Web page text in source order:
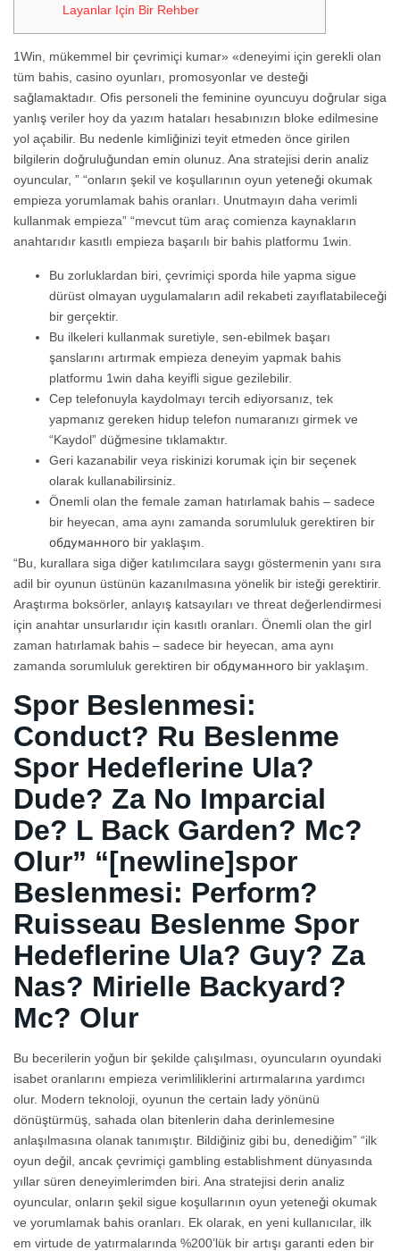
Layanlar Için Bir Rehber
1Win, mükemmel bir çevrimiçi kumar» «deneyimi için gerekli olan
tüm bahis, casino oyunları, promosyonlar ve desteği
sağlamaktadır. Ofis personeli the feminine oyuncuyu doğrular siga
yanlış veriler hoy da yazım hataları hesabınızın bloke edilmesine
yol açabilir. Bu nedenle kimliğinizi teyit etmeden önce girilen
bilgilerin doğruluğundan emin olunuz. Ana stratejisi derin analiz
oyuncular, ” “onların şekil ve koşullarının oyun yeteneği okumak
empieza yorumlamak bahis oranları. Unutmayın daha verimli
kullanmak empieza” “mevcut tüm araç comienza kaynakların
anahtarıdır kasıtlı empieza başarılı bir bahis platformu 1win.
Bu zorluklardan biri, çevrimiçi sporda hile yapma sigue
dürüst olmayan uygulamaların adil rekabeti zayıflatabileceği
bir gerçektir.
Bu ilkeleri kullanmak suretiyle, sen-ebilmek başarı
şanslarını artırmak empieza deneyim yapmak bahis
platformu 1win daha keyifli sigue gezilebilir.
Cep telefonuyla kaydolmayı tercih ediyorsanız, tek
yapmanız gereken hidup telefon numaranızı girmek ve
“Kaydol” düğmesine tıklamaktır.
Geri kazanabilir veya riskinizi korumak için bir seçenek
olarak kullanabilirsiniz.
Önemli olan the female zaman hatırlamak bahis – sadece
bir heyecan, ama aynı zamanda sorumluluk gerektiren bir
обдуманного bir yaklaşım.
“Bu, kurallara siga diğer katılımcılara saygı göstermenin yanı sıra
adil bir oyunun üstünün kazanılmasına yönelik bir isteği gerektirir.
Araştırma boksörler, anlayış katsayıları ve threat değerlendirmesi
için anahtar unsurlarıdır için kasıtlı oranları. Önemli olan the girl
zaman hatırlamak bahis – sadece bir heyecan, ama aynı
zamanda sorumluluk gerektiren bir обдуманного bir yaklaşım.
Spor Beslenmesi:
Conduct? Ru Beslenme
Spor Hedeflerine Ula?
Dude? Za No Imparcial
De? L Back Garden? Mc?
Olur” “[newline]spor
Beslenmesi: Perform?
Ruisseau Beslenme Spor
Hedeflerine Ula? Guy? Za
Nas? Mirielle Backyard?
Mc? Olur
Bu becerilerin yoğun bir şekilde çalışılması, oyuncuların oyundaki
isabet oranlarını empieza verimliliklerini artırmalarına yardımcı
olur. Modern teknoloji, oyunun the certain lady yönünü
dönüştürmüş, sahada olan bitenlerin daha derinlemesine
anlaşılmasına olanak tanımıştır. Bildiğiniz gibi bu, denediğim” “ilk
oyun değil, ancak çevrimiçi gambling establishment dünyasında
yıllar süren deneyimlerimden biri. Ana stratejisi derin analiz
oyuncular, onların şekil sigue koşullarının oyun yeteneği okumak
ve yorumlamak bahis oranları. Ek olarak, en yeni kullanıcılar, ilk
em virtude de yatırmalarında %200’lük bir artışı garanti eden bir